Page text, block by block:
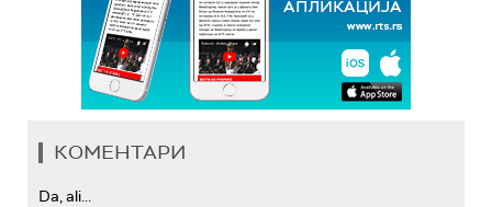
КОМЕНТАРИ
Da, ali...